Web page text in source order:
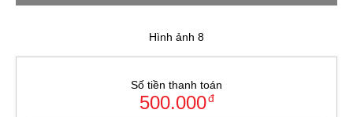
Hình ảnh 8
Số tiền thanh toán
500.000đ